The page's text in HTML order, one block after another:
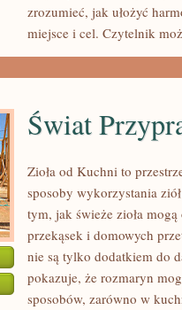
zrozumieć, jak ułożyć
miejsce i cel. Czytelnik
Świat
Zioła od Kuchni to
sposoby wykorzystania
tym, jak świeże zioła
przekąsek i domowych
nie są tylko dodatkiem do
pokazuje, że rozmaryn
sposobów, zarówno w